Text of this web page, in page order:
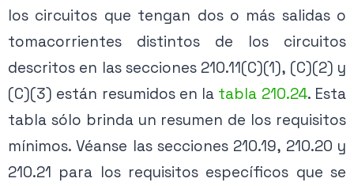
Figura 4. Máximo amperaje para equipos en circuitos ramales o
derivados.
los circuitos que tengan dos o más salidas o
tomacorrientes distintos de los circuitos
descritos en las secciones 210.11(C)(1), (C)(2) y
(C)(3) están resumidos en la tabla 210.24. Esta
tabla sólo brinda un resumen de los requisitos
mínimos. Véanse las secciones 210.19, 210.20 y
210.21 para los requisitos específicos que se